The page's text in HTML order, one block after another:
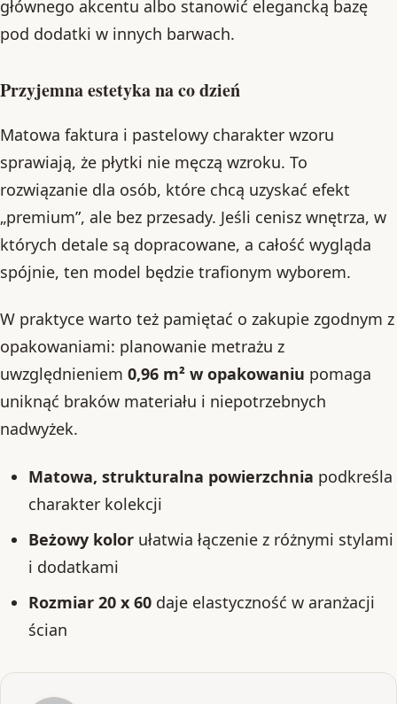
głównego akcentu albo stanowić elegancką bazę
pod dodatki w innych barwach.
Przyjemna estetyka na co dzień
Matowa faktura i pastelowy charakter wzoru
sprawiają, że płytki nie męczą wzroku. To
rozwiązanie dla osób, które chcą uzyskać efekt
„premium”, ale bez przesady. Jeśli cenisz wnętrza, w
których detale są dopracowane, a całość wygląda
spójnie, ten model będzie trafionym wyborem.
W praktyce warto też pamiętać o zakupie zgodnym z
opakowaniami: planowanie metrażu z
uwzględnieniem 0,96 m² w opakowaniu pomaga
uniknąć braków materiału i niepotrzebnych
nadwyżek.
Matowa, strukturalna powierzchnia podkreśla
charakter kolekcji
Beżowy kolorułatwia łączenie z różnymi stylami
i dodatkami
Rozmiar 20 x 60daje elastyczność w aranżacji
ścian